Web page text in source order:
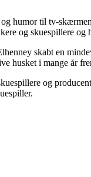
humor til tv-
og skuespillere
skabt en
husket i mange år
og